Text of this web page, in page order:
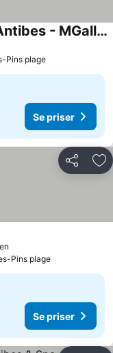
The 1932 Hotel & Spa Cap d'Antibes - MGallery Collection
Pins plage
Se priser
Dela
Pins plage
Se priser